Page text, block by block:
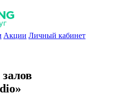
Акции Личный кабинет